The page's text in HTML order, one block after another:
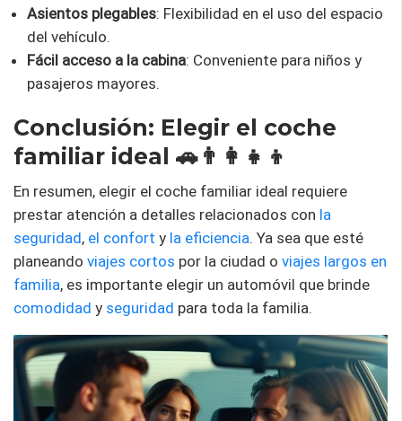
Asientos plegables: Flexibilidad en el uso del espacio
del vehículo.
Fácil acceso a la cabina: Conveniente para niños y
pasajeros mayores.
Conclusión: Elegir el coche
familiar ideal 🚗👨‍👩‍👧‍👦
En resumen, elegir el coche familiar ideal requiere
prestar atención a detalles relacionados con la
seguridad, el confort y la eficiencia. Ya sea que esté
planeando viajes cortos por la ciudad o viajes largos en
familia, es importante elegir un automóvil que brinde
comodidad y seguridad para toda la familia.